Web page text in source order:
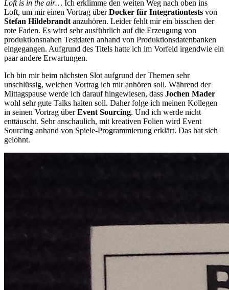
Loft is in the air… Ich erklimme den weiten Weg nach oben ins
Loft, um mir einen Vortrag überDocker für Integrationtests von
Stefan Hildebrandtanzuhören. Leider fehlt mir ein bisschen der
rote Faden. Es wird sehr ausführlich auf die Erzeugung von
produktionsnahen Testdaten anhand von Produktionsdatenbanken
eingegangen. Aufgrund des Titels hatte ich im Vorfeld irgendwie ein
paar andere Erwartungen.
Ich bin mir beim nächsten Slot aufgrund der Themen sehr
unschlüssig, welchen Vortrag ich mir anhören soll. Während der
Mittagspause werde ich darauf hingewiesen, dass Jochen Mader
wohl sehr gute Talks halten soll. Daher folge ich meinen Kollegen
in seinen Vortrag überEvent Sourcing. Und ich werde nicht
enttäuscht. Sehr anschaulich, mit kreativen Folien wird Event
Sourcing anhand von Spiele-Programmierung erklärt. Das hat sich
gelohnt.